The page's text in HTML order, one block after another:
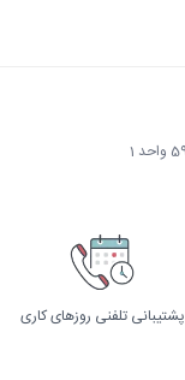
پشتیبانی تلفنی روزهای کاری